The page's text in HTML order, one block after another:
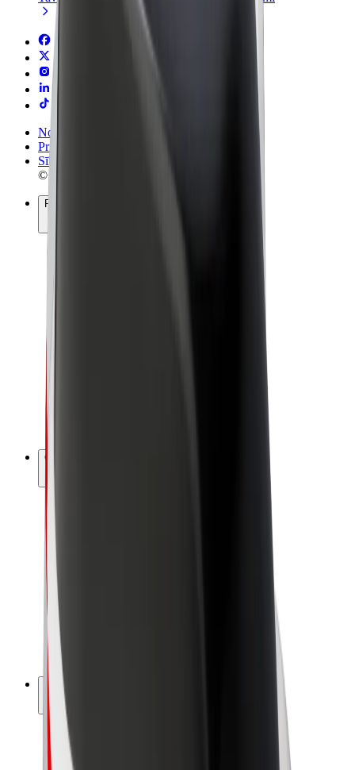
Noteikumi un nosacījumi
Privātuma politika
Sīkdatnes
© 2026 Bolt Technology OÜ
Pakalpojumi
Gūsti ieņēmumus ar Bolt
Par uzņēmumu
Par Bolt